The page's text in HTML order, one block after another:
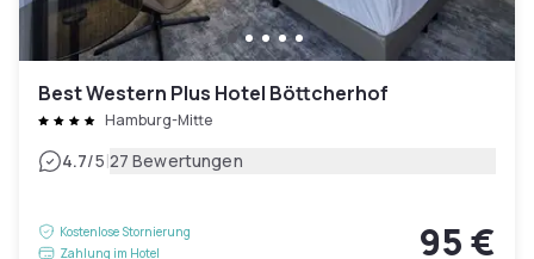
Best Western Plus Hotel Böttcherhof
Hamburg-Mitte
4.7/5|27 Bewertungen
Kostenlose Stornierung
Zahlung im Hotel
95 €